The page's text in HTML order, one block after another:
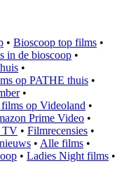
• Bioscoop top films •
in de bioscoop •
•
op PATHE thuis •
•
op Videoland •
Prime Video •
TV • Filmrecensies •
• Alle films •
• Ladies Night films •